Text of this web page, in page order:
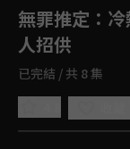
無罪推定 ：
人招供
已完結 / 共 8 集